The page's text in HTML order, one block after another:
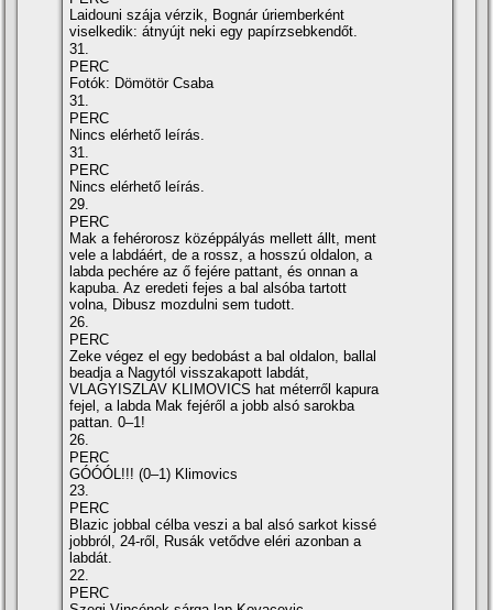
Laidouni szája vérzik, Bognár úriemberként
viselkedik: átnyújt neki egy papírzsebkendőt.
31.
PERC
Fotók: Dömötör Csaba
31.
PERC
Nincs elérhető leírás.
31.
PERC
Nincs elérhető leírás.
29.
PERC
Mak a fehérorosz középpályás mellett állt, ment
vele a labdáért, de a rossz, a hosszú oldalon, a
labda pechére az ő fejére pattant, és onnan a
kapuba. Az eredeti fejes a bal alsóba tartott
volna, Dibusz mozdulni sem tudott.
26.
PERC
Zeke végez el egy bedobást a bal oldalon, ballal
beadja a Nagytól visszakapott labdát,
VLAGYISZLAV KLIMOVICS hat méterről kapura
fejel, a labda Mak fejéről a jobb alsó sarokba
pattan. 0–1!
26.
PERC
GÓÓÓL!!! (0–1) Klimovics
23.
PERC
Blazic jobbal célba veszi a bal alsó sarkot kissé
jobbról, 24-ről, Rusák vetődve eléri azonban a
labdát.
22.
PERC